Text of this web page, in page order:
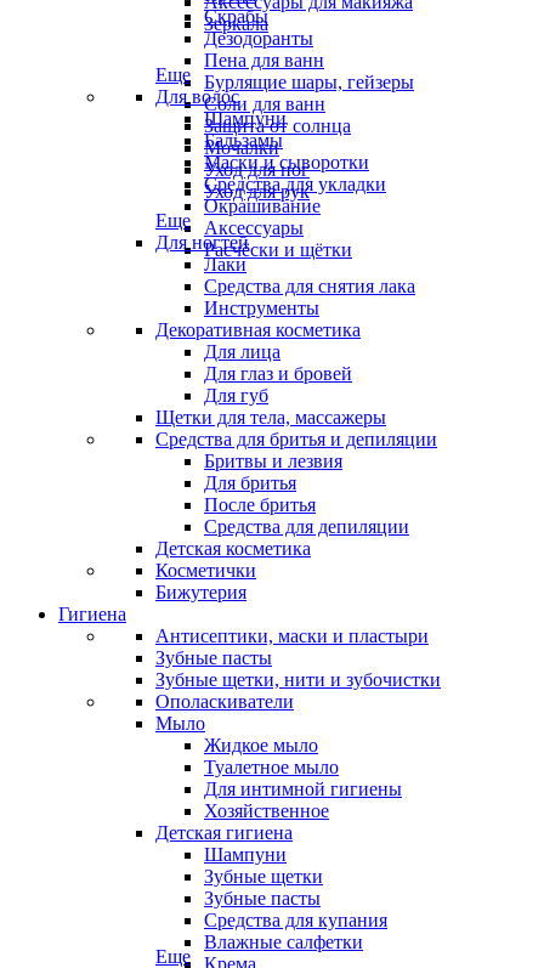
Зеркала
Скрабы
Дезодоранты
Пена для ванн
Бурлящие шары, гейзеры
Соли для ванн
Защита от солнца
Мочалки
Уход для ног
Уход для рук
Еще
Для волос
Шампуни
Бальзамы
Маски и сыворотки
Средства для укладки
Окрашивание
Аксессуары
Расчёски и щётки
Еще
Для ногтей
Лаки
Средства для снятия лака
Инструменты
Декоративная косметика
Для лица
Для глаз и бровей
Для губ
Щетки для тела, массажеры
Средства для бритья и депиляции
Бритвы и лезвия
Для бритья
После бритья
Средства для депиляции
Детская косметика
Косметички
Бижутерия
Гигиена
Антисептики, маски и пластыри
Зубные пасты
Зубные щетки, нити и зубочистки
Ополаскиватели
Мыло
Жидкое мыло
Туалетное мыло
Для интимной гигиены
Хозяйственное
Детская гигиена
Шампуни
Зубные щетки
Зубные пасты
Средства для купания
Влажные салфетки
Крема
Еще